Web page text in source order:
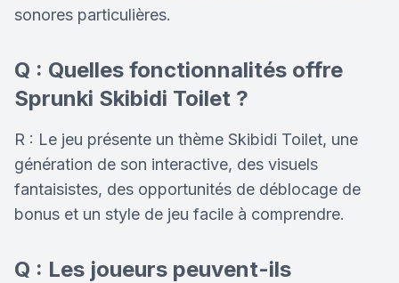
sonores particulières.
Q : Quelles fonctionnalités offre
Sprunki Skibidi Toilet ?
R : Le jeu présente un thème Skibidi Toilet, une
génération de son interactive, des visuels
fantaisistes, des opportunités de déblocage de
bonus et un style de jeu facile à comprendre.
Q : Les joueurs peuvent-ils